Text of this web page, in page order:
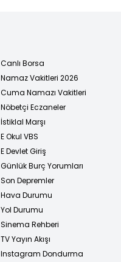
Canlı Borsa
Namaz Vakitleri 2026
Cuma Namazı Vakitleri
Nöbetçi Eczaneler
İstiklal Marşı
E Okul VBS
E Devlet Giriş
Günlük Burç Yorumları
Son Depremler
Hava Durumu
Yol Durumu
Sinema Rehberi
TV Yayın Akışı
Instagram Dondurma